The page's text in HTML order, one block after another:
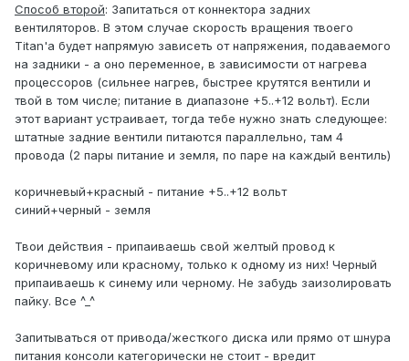
Способ второй: Запитаться от коннектора задних
вентиляторов. В этом случае скорость вращения твоего
Titan'а будет напрямую зависеть от напряжения, подаваемого
на задники - а оно переменное, в зависимости от нагрева
процессоров (сильнее нагрев, быстрее крутятся вентили и
твой в том числе; питание в диапазоне +5..+12 вольт). Если
этот вариант устраивает, тогда тебе нужно знать следующее:
штатные задние вентили питаются параллельно, там 4
провода (2 пары питание и земля, по паре на каждый вентиль)
коричневый+красный - питание +5..+12 вольт
синий+черный - земля
Твои действия - припаиваешь свой желтый провод к
коричневому или красному, только к одному из них! Черный
припаиваешь к синему или черному. Не забудь заизолировать
пайку. Все ^_^
Запитываться от привода/жесткого диска или прямо от шнура
питания консоли категорически не стоит - вредит